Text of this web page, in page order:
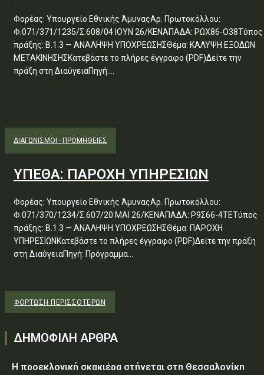
Φορέας: Υπουργείο Εθνικής ΆμυναςΑρ. Πρωτοκόλλου:
Φ.071/371/1235/Σ.608/04 ΙΟΥΝ 26/ΚΕΝΑΠΑΔΑ: ΡΩΧ86-Ο38Τύπος
πράξης: Β.1.3 — ΑΝΑΛΗΨΗ ΥΠΟΧΡΕΩΣΗΣΘέμα: ΚΑΛΥΨΗ ΕΞΟΔΩΝ
ΜΕΤΑΚΙΝΗΣΗΣΚατεβάστε το πλήρες έγγραφο (PDF)Δείτε την
πράξη στη ΔιαύγειαΠηγή:...
ΔΙΑΓΩΝΙΣΜΟΊ - ΠΡΟΜΉΘΕΙΕΣ
ΥΠΕΘΑ: ΠΑΡΟΧΗ ΥΠΗΡΕΣΙΩΝ
Φορέας: Υπουργείο Εθνικής ΆμυναςΑρ. Πρωτοκόλλου:
Φ.071/370/1234/Σ.607/20 ΜΑΙ 26/ΚΕΝΑΠΑΔΑ: Ρ9Σ66-4ΤΕΤύπος
πράξης: Β.1.3 — ΑΝΑΛΗΨΗ ΥΠΟΧΡΕΩΣΗΣΘέμα: ΠΑΡΟΧΗ
ΥΠΗΡΕΣΙΩΝΚατεβάστε το πλήρες έγγραφο (PDF)Δείτε την πράξη
στη ΔιαύγειαΠηγή: Πρόγραμμα...
ΦΌΡΤΩΣΗ ΠΕΡΙΣΣΟΤΈΡΩΝ
ΔΗΜΟΦΙΛΗ ΑΡΘΡΑ
Η προεκλογική σκακιέρα στήνεται στη Θεσσαλονίκη